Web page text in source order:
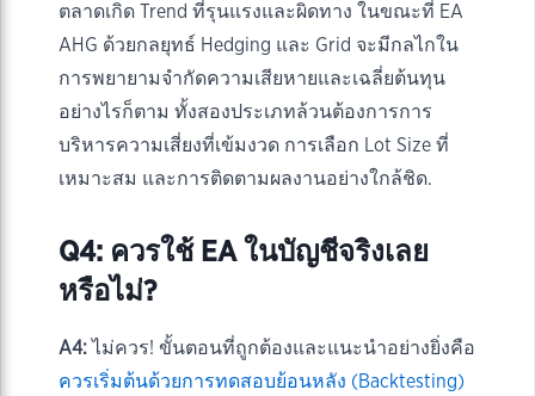
ตลาดเกิด Trend ที่รุนแรงและผิดทาง ในขณะที่ EA
AHG ด้วยกลยุทธ์ Hedging และ Grid จะมีกลไกใน
การพยายามจำกัดความเสียหายและเฉลี่ยต้นทุน
อย่างไรก็ตาม ทั้งสองประเภทล้วนต้องการการ
บริหารความเสี่ยงที่เข้มงวด การเลือก Lot Size ที่
เหมาะสม และการติดตามผลงานอย่างใกล้ชิด.
Q4: ควรใช้ EA ในบัญชีจริงเลย
หรือไม่?
A4:ไม่ควร! ขั้นตอนที่ถูกต้องและแนะนำอย่างยิ่งคือ
ควรเริ่มต้นด้วยการทดสอบย้อนหลัง (Backtesting)